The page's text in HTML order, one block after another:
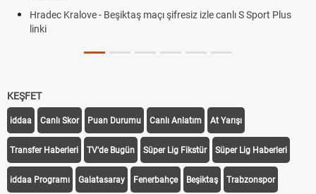
Hradec Kralove - Beşiktaş maçı şifresiz izle canlı S Sport Plus
linki
KEŞFET
iddaa Canlı Skor Puan Durumu Canlı Anlatım At Yarışı
Transfer Haberleri TV'de Bugün Süper Lig Fikstür Süper Lig Haberleri
iddaa Programı Galatasaray Fenerbahçe Beşiktaş Trabzonspor